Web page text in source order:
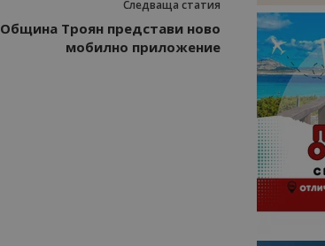
Следваща статия
Община Троян представи ново
мобилно приложение